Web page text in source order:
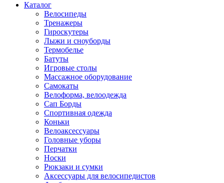
Каталог
Велосипеды
Тренажеры
Гироскутеры
Лыжи и сноуборды
Термобелье
Батуты
Игровые столы
Массажное оборудование
Самокаты
Велоформа, велоодежда
Сап Борды
Спортивная одежда
Коньки
Велоаксессуары
Головные уборы
Перчатки
Носки
Рюкзаки и сумки
Аксессуары для велосипедистов